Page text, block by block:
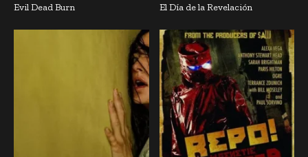
Evil Dead Burn El Día de la Revelación